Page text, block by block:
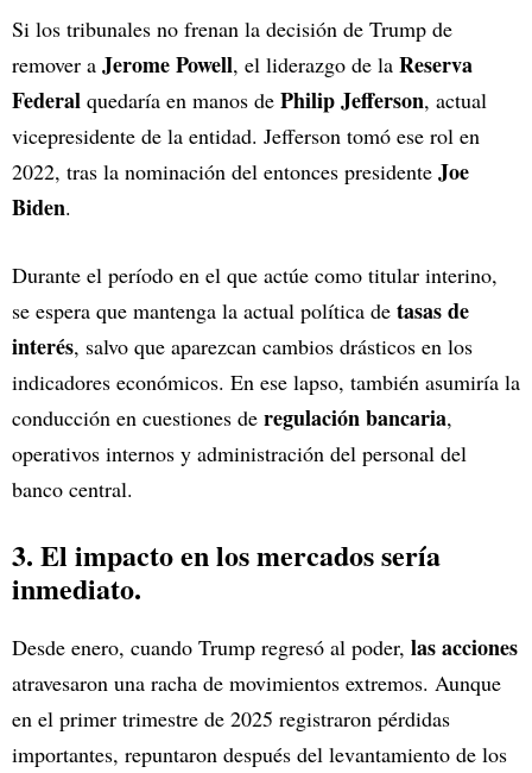
Si los tribunales no frenan la decisión de Trump de
remover a Jerome Powell, el liderazgo de la Reserva
Federal quedaría en manos de Philip Jefferson, actual
vicepresidente de la entidad. Jefferson tomó ese rol en
2022, tras la nominación del entonces presidente Joe
Biden.
Durante el período en el que actúe como titular interino,
se espera que mantenga la actual política de tasas de
interés, salvo que aparezcan cambios drásticos en los
indicadores económicos. En ese lapso, también asumiría la
conducción en cuestiones de regulación bancaria,
operativos internos y administración del personal del
banco central.
3. El impacto en los mercados sería
inmediato.
Desde enero, cuando Trump regresó al poder, las acciones
atravesaron una racha de movimientos extremos. Aunque
en el primer trimestre de 2025 registraron pérdidas
importantes, repuntaron después del levantamiento de los